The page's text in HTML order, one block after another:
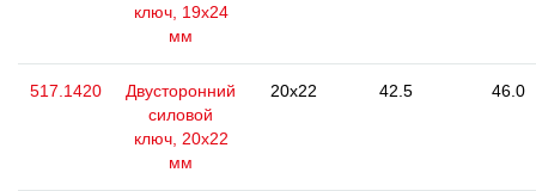
ключ, 19x24
мм
517.1420
Двусторонний
силовой
ключ, 20x22
мм
20x22 42.5 46.0